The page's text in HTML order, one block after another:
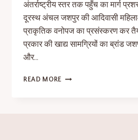
अंतर्राष्ट्रीय स्तर तक पहुँच का मार्ग
दूरस्थ अंचल जशपुर की आदिवासी
प्राकृतिक वनोपज का प्रसंस्करण कर
प्रकार की खाद्य सामग्रियों का ब्रांड
और…
READ MORE